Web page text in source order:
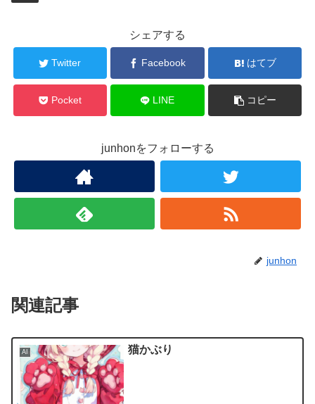
シェアする
Twitter Facebook はてブ
Pocket LINE コピー
junhonをフォローする
junhon
関連記事
AI 猫かぶり